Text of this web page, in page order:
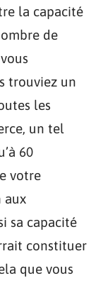
la capacité
de
trouviez un
les
un tel
60
votre
aux
sa capacité
constituer
que vous